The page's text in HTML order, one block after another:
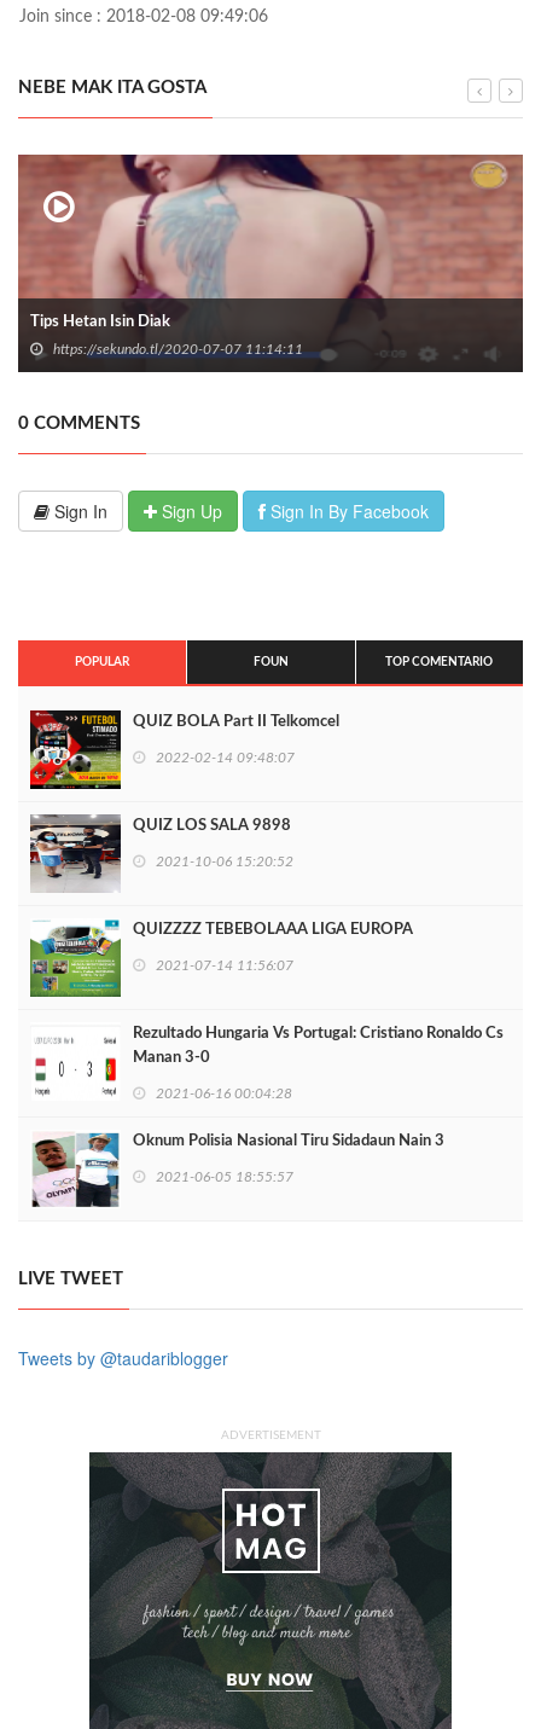
Join since : 2018-02-08 09:49:06
NEBE MAK ITA GOSTA
Tips Hetan Isin Diak
https://sekundo.tl/2020-07-07 11:14:11
0 COMMENTS
Sign In Sign Up Sign In By Facebook
POPULAR FOUN TOP COMENTARIO
QUIZ BOLA Part II Telkomcel
2022-02-14 09:48:07
QUIZ LOS SALA 9898
2021-10-06 15:20:52
QUIZZZZ TEBEBOLAAA LIGA EUROPA
2021-07-14 11:56:07
Rezultado Hungaria Vs Portugal: Cristiano Ronaldo Cs
Manan 3-0
2021-06-16 00:04:28
Oknum Polisia Nasional Tiru Sidadaun Nain 3
2021-06-05 18:55:57
LIVE TWEET
Tweets by @taudariblogger
ADVERTISEMENT